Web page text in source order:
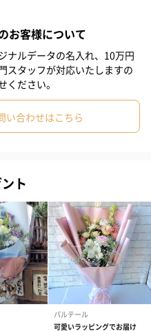
届けいたします。
る」。
れる、フラワーサプライズ
550～600mm
無料）
ージの印字可能。絵文字や顔文
#退職祝い #送別会
性 #取引先男性 #義母
#甥 #姪
男性 #同僚女性
友達
代 #70代 #80代
お客様について
ナルデータの名入れ、10万円
スタッフが対応いたしますの
ださい。
い合わせはこちら
ト